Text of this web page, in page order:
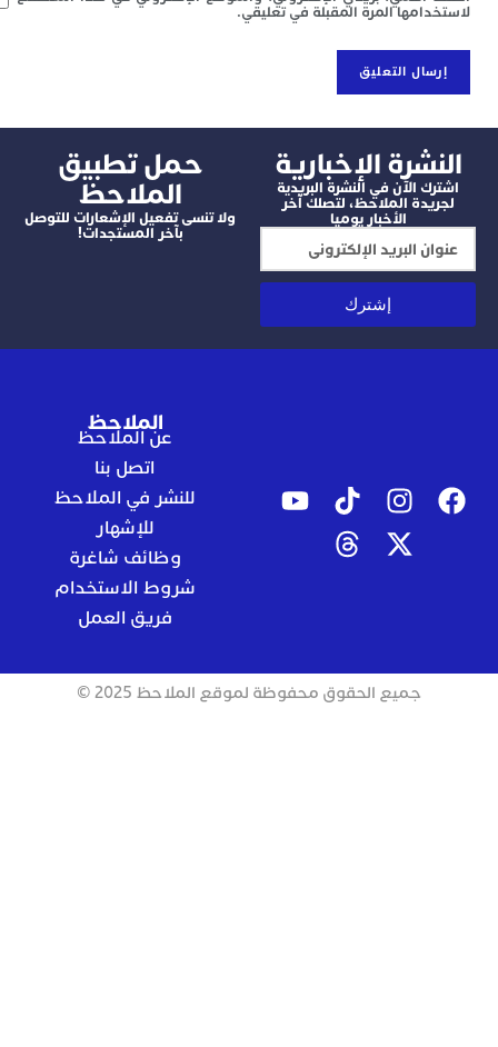
المرة المقبلة في تعليقي.
الإخبارية
الآن في النشرة البريدية
الملاحظ، لتصلك آخر
الأخبار يوميا
‫حمل تطبيق
الملاحظ
ولا تنسى تفعيل الإشعارات للتوصل
بآخر المستجدات!
الملاحظ
عن الملاحظ
للنشر في الملاحظ
وظائف شاغرة
شروط الاستخدام
فريق العمل
جميع الحقوق محفوظة لموقع الملاحظ 2025 ©